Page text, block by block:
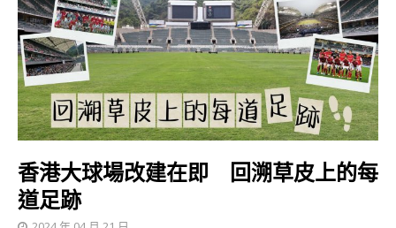
香港大球場改建在即 回溯草皮上的每
道足跡